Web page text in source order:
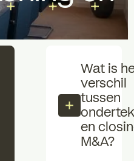
Nieuws
Wat is
verschil
tussen
en
M&A?